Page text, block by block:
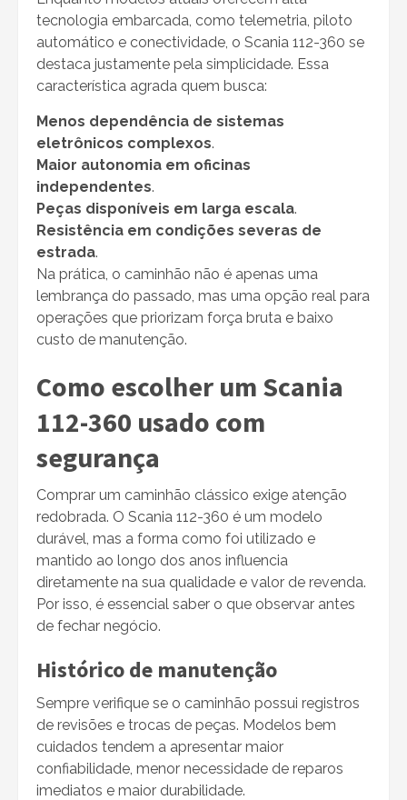
tecnologia embarcada, como telemetria, piloto
automático e conectividade, o Scania 112-360 se
destaca justamente pela simplicidade. Essa
característica agrada quem busca:
Menos dependência de sistemas
eletrônicos complexos.
Maior autonomia em oficinas
independentes.
Peças disponíveis em larga escala.
Resistência em condições severas de
estrada.
Na prática, o caminhão não é apenas uma
lembrança do passado, mas uma opção real para
operações que priorizam força bruta e baixo
custo de manutenção.
Como escolher um Scania
112-360 usado com
segurança
Comprar um caminhão clássico exige atenção
redobrada. O Scania 112-360 é um modelo
durável, mas a forma como foi utilizado e
mantido ao longo dos anos influencia
diretamente na sua qualidade e valor de revenda.
Por isso, é essencial saber o que observar antes
de fechar negócio.
Histórico de manutenção
Sempre verifique se o caminhão possui registros
de revisões e trocas de peças. Modelos bem
cuidados tendem a apresentar maior
confiabilidade, menor necessidade de reparos
imediatos e maior durabilidade.